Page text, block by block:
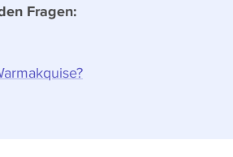
Fragen: